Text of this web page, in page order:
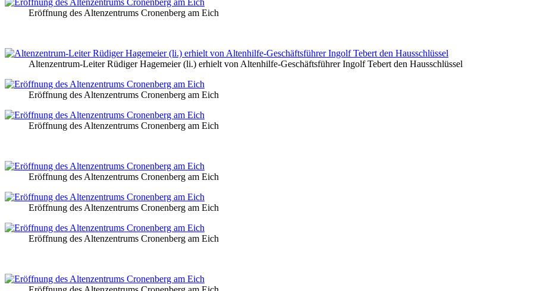
Eröffnung des Altenzentrums Cronenberg am Eich
Altenzentrum-Leiter Rüdiger Hagemeier (li.) erhielt von Altenhilfe-Geschäftsführer Ingolf Tebert den Hausschlüssel
Eröffnung des Altenzentrums Cronenberg am Eich
Eröffnung des Altenzentrums Cronenberg am Eich
Eröffnung des Altenzentrums Cronenberg am Eich
Eröffnung des Altenzentrums Cronenberg am Eich
Eröffnung des Altenzentrums Cronenberg am Eich